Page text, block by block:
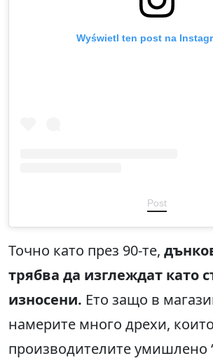
Wyświetl ten post na
Post
Точно като през 90-те,
трябва да изглеждат като
износени. Ето защо в
намерите много дрехи, които
производителите умишлено